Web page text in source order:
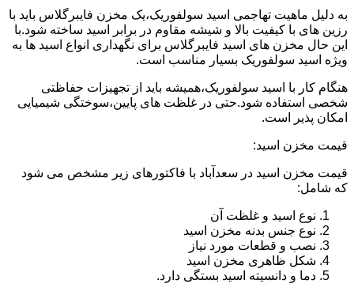
به دلیل ماهیت تهاجمی اسید سولفوریک،یک مخزن فایبرگلاس باید با
رزین های با کیفیت بالا و شیشه مقاوم در برابر اسید ساخته شود.با
این حال مخزن های اسید فایبرگلاس برای نگهداری انواع اسید ها به
ویژه اسید سولفوریک بسیار مناسب است.
هنگام کار با اسید سولفوریک،همیشه باید از تجهیزات حفاظتی
شخصی استفاده شود.حتی در غلظت های پایین،سوختگی شیمیایی
امکان پذیر است.
قیمت مخزن اسید:
قیمت مخزن اسید در سعدآباد با فاکتورهای زیر مشخص می شود
که شامل:
نوع اسید و غلظت آن
نوع جنس بدنه مخزن اسید
نصب و قطعات مورد نیاز
شکل ظاهری مخزن اسید
دما و دانسیته اسید بستگی دارد.